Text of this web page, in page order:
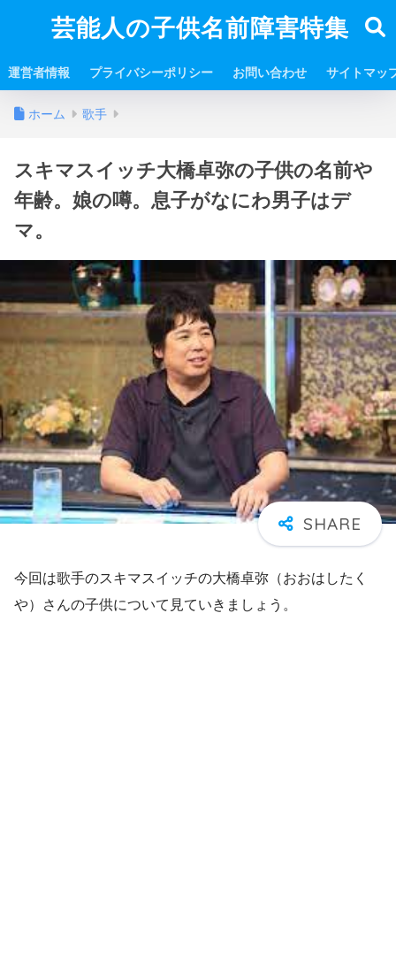
芸能人の子供名前障害特集
運営者情報 プライバシーポリシー お問い合わせ サイトマッ
ホーム 歌手
スキマスイッチ大橋卓弥の子供の名前や
年齢。娘の噂。息子がなにわ男子はデ
マ。
今回は歌手のスキマスイッチの大橋卓弥（おおはしたく
や）さんの子供について見ていきましょう。